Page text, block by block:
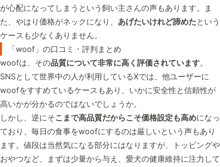
が心配になってしまうという飼い主さんの声もあります。ま
た、やはり価格がネックになり、 あげたいけれど諦めたという
ケースも少なくありません。
「woof」の口コミ・評判まとめ
woofは、その品質について非常に高く評価されています。
SNSとして世界中の人が利用しているXでは、他ユーザーに
woofをすすめているケースもあり、いかに安全性と信頼性が
高いかが分かるのではないでしょうか。
しかし、逆にそこまで高品質だからこそ価格設定も高めになっ
ており、毎日の食事をwoofにするのは厳しいという声もあり
ます。値段は当然気になる部分にはなりますが、トッピングや
おやつなど、まずは少量から与え、愛犬の健康維持に注力して